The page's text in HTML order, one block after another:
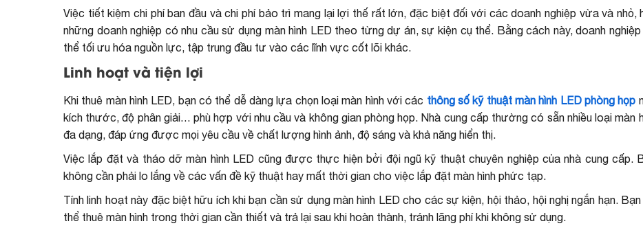
Việc tiết kiệm chi phí ban đầu và chi phí bảo trì mang lại lợi thế rất lớn, đặc biệt đối với các doanh nghiệp vừa và nhỏ,
những doanh nghiệp có nhu cầu sử dụng màn hình LED theo từng dự án, sự kiện cụ thể. Bằng cách này, doanh
thể tối ưu hóa nguồn lực, tập trung đầu tư vào các lĩnh vực cốt lõi khác.
Linh hoạt và tiện lợi
Khi thuê màn hình LED, bạn có thể dễ dàng lựa chọn loại màn hình với các thông số kỹ thuật màn hình LED phòng họp
kích thước, độ phân giải… phù hợp với nhu cầu và không gian phòng họp. Nhà cung cấp thường có sẵn nhiều loại màn
đa dạng, đáp ứng được mọi yêu cầu về chất lượng hình ảnh, độ sáng và khả năng hiển thị.
Việc lắp đặt và tháo dỡ màn hình LED cũng được thực hiện bởi đội ngũ kỹ thuật chuyên nghiệp của nhà cung cấp.
không cần phải lo lắng về các vấn đề kỹ thuật hay mất thời gian cho việc lắp đặt màn hình phức tạp.
Tính linh hoạt này đặc biệt hữu ích khi bạn cần sử dụng màn hình LED cho các sự kiện, hội thảo, hội nghị ngắn hạn.
thể thuê màn hình trong thời gian cần thiết và trả lại sau khi hoàn thành, tránh lãng phí khi không sử dụng.